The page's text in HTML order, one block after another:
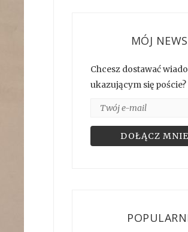
MÓJ
Chcesz dostawać
ukazującym się poście?